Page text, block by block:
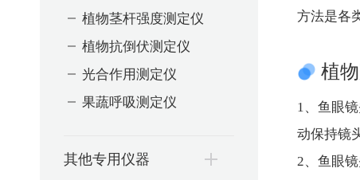
植物茎杆强度测定仪
植物抗倒伏测定仪
光合作用测定仪
果蔬呼吸测定仪
其他专用仪器
方法是各
植
1、鱼眼
动保持镜
2、鱼眼